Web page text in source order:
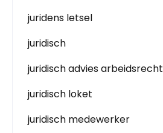
juridens letsel
juridisch
juridisch advies arbeidsrecht
juridisch loket
juridisch medewerker